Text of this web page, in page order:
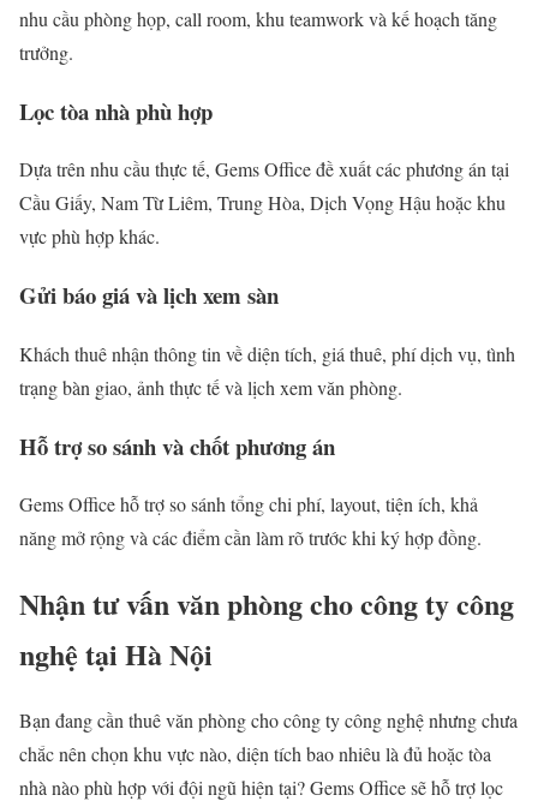
nhu cầu phòng họp, call room, khu teamwork và kế hoạch tăng
trưởng.
Lọc tòa nhà phù hợp
Dựa trên nhu cầu thực tế, Gems Office đề xuất các phương án tại
Cầu Giấy, Nam Từ Liêm, Trung Hòa, Dịch Vọng Hậu hoặc khu
vực phù hợp khác.
Gửi báo giá và lịch xem sàn
Khách thuê nhận thông tin về diện tích, giá thuê, phí dịch vụ, tình
trạng bàn giao, ảnh thực tế và lịch xem văn phòng.
Hỗ trợ so sánh và chốt phương án
Gems Office hỗ trợ so sánh tổng chi phí, layout, tiện ích, khả
năng mở rộng và các điểm cần làm rõ trước khi ký hợp đồng.
Nhận tư vấn văn phòng cho công ty công
nghệ tại Hà Nội
Bạn đang cần thuê văn phòng cho công ty công nghệ nhưng chưa
chắc nên chọn khu vực nào, diện tích bao nhiêu là đủ hoặc tòa
nhà nào phù hợp với đội ngũ hiện tại? Gems Office sẽ hỗ trợ lọc